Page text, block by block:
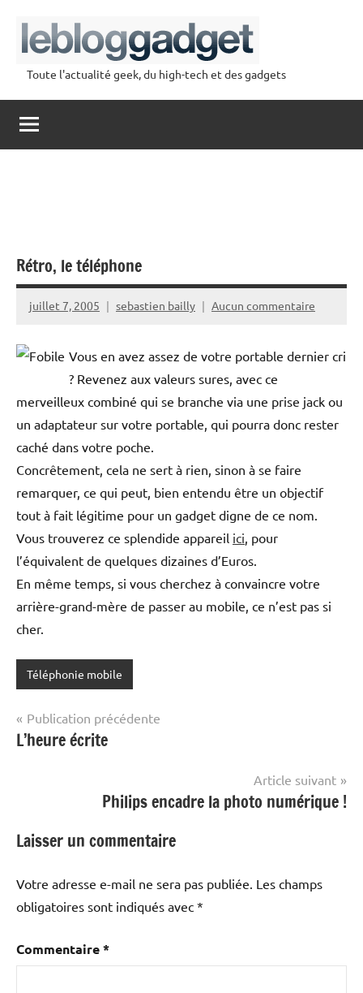
contenu
lebloggadget
Toute l'actualité geek, du high-tech et des gadgets
Rétro, le téléphone
juillet 7, 2005 sebastien bailly Aucun commentaire
Vous en avez assez de votre portable dernier cri
? Revenez aux valeurs sures, avec ce
merveilleux combiné qui se branche via une prise jack ou
un adaptateur sur votre portable, qui pourra donc rester
caché dans votre poche.
Concrêtement, cela ne sert à rien, sinon à se faire
remarquer, ce qui peut, bien entendu être un objectif
tout à fait légitime pour un gadget digne de ce nom.
Vous trouverez ce splendide appareil ici , pour
l’équivalent de quelques dizaines d’Euros.
En même temps, si vous cherchez à convaincre votre
arrière-grand-mère de passer au mobile, ce n’est pas si
cher.
Téléphonie mobile
Navigation
de
Publication précédente
L’heure écrite
Article suivant
Philips encadre la photo numérique !
Laisser un commentaire
Votre adresse e-mail ne sera pas publiée. Les champs
obligatoires sont indiqués avec *
Commentaire*